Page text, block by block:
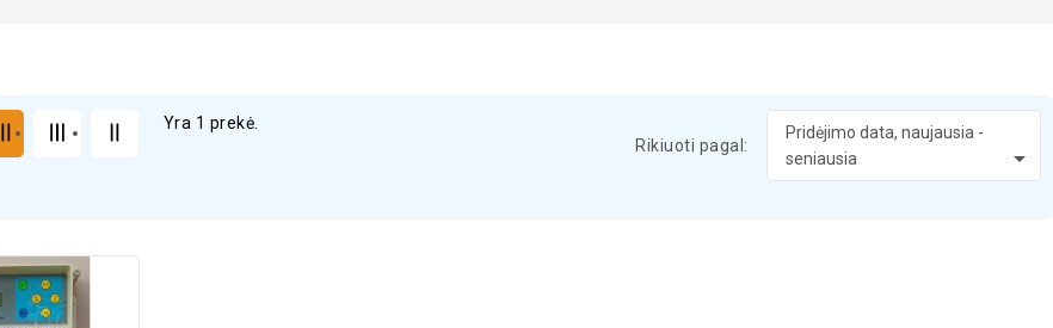
Yra 1 prekė.
Rikiuoti pagal:
Pridėjimo data, naujausia -
seniausia
